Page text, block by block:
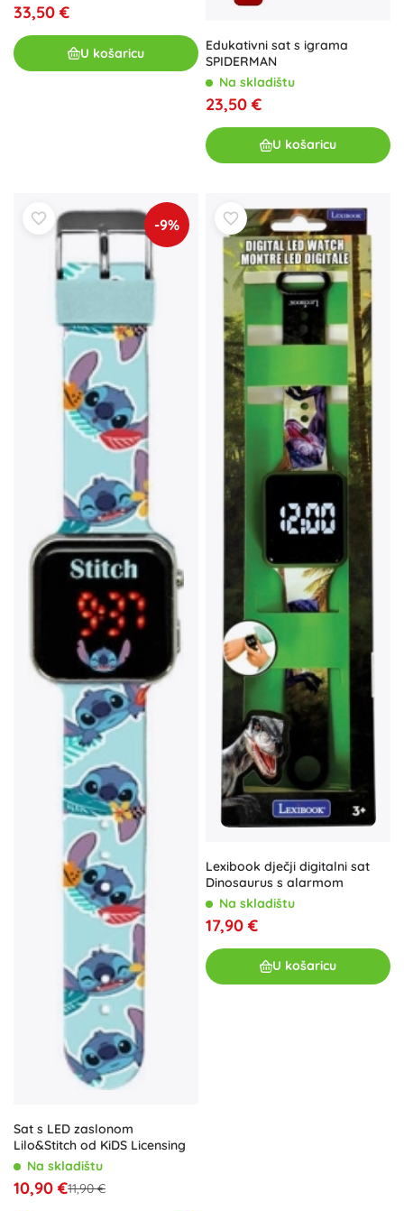
33,50 €
U košaricu
Edukativni sat s igrama
SPIDERMAN
Na skladištu
23,50 €
U košaricu
-9%
Sat s LED zaslonom
Lilo&Stitch od KiDS Licensing
Na skladištu
10,90 €11,90 €
Lexibook dječji digitalni sat
Dinosaurus s alarmom
Na skladištu
17,90 €
U košaricu